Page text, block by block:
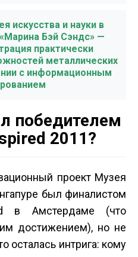
искусства и науки в
Бэй Сэндс» —
практически
металлических
с информационным
победителем
2011?
проект Музея
был финалистом
в Амстердаме (что
достижением), но не
осталась интрига: кому